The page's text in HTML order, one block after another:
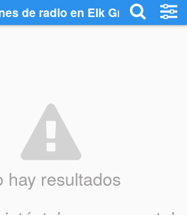
de radio en Elk Grove
hay resultados